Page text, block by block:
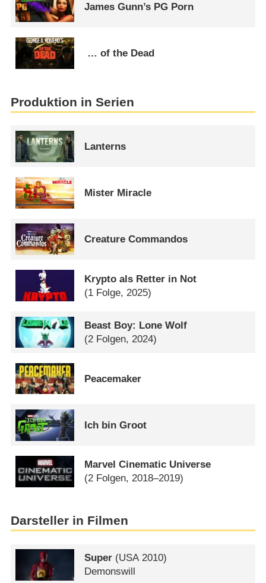
James Gunn’s PG Porn
… of the Dead
Produktion in Serien
Lanterns
Mister Miracle
Creature Commandos
Krypto als Retter in Not
(1 Folge, 2025)
Beast Boy: Lone Wolf
(2 Folgen, 2024)
Peacemaker
Ich bin Groot
Marvel Cinematic Universe
(2 Folgen, 2018–2019)
Darsteller in Filmen
Super (USA2010)
Demonswill